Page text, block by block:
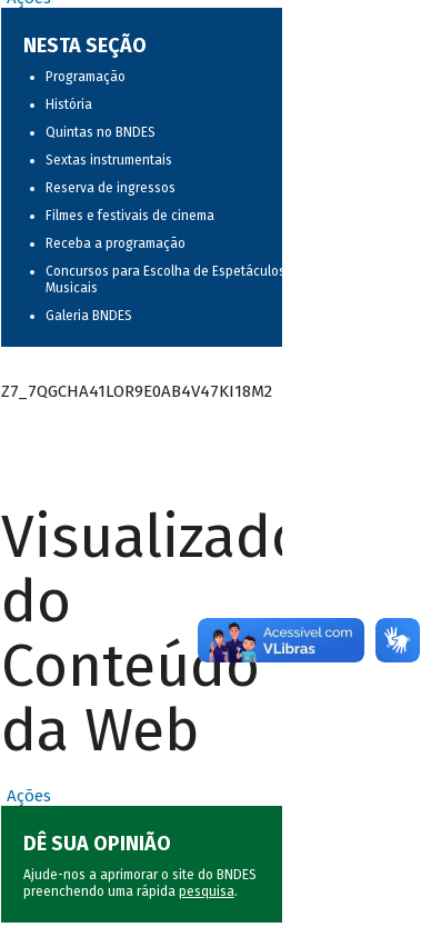
NESTA SEÇÃO
Programação
História
Quintas no BNDES
Sextas instrumentais
Reserva de ingressos
Filmes e festivais de cinema
Receba a programação
Concursos para Escolha de Espetáculos
Musicais
Galeria BNDES
Z7_7QGCHA41LOR9E0AB4V47KI18M2
Visualizador
do
Conteúdo
da Web
Ações
DÊ SUA OPINIÃO
Ajude-nos a aprimorar o site do BNDES
preenchendo uma rápida pesquisa.